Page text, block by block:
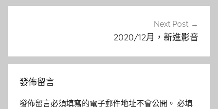
覽
Next Post
2020/12月，新進影音
發佈留言
發佈留言必須填寫的電子郵件地址不會公開。 必填